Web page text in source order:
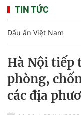
TIN TỨC
Dấu ấn Việt Nam
Hà Nội tiếp
phòng,
các địa